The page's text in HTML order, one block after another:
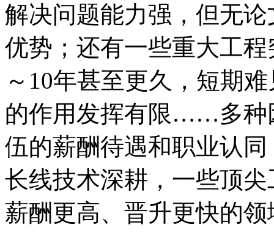
解决问题能力强，但无
优势；还有一些重大工
～10年甚至更久，短期
的作用发挥有限……多种
伍的薪酬待遇和职业认
长线技术深耕，一些顶
薪酬更高、晋升更快的领